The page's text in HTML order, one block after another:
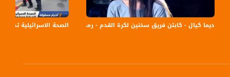
الصحة الاسرائيلية تحذر ديما كيال - كابتن فريق سخنين لكرة القدم - رمضان show بالبلد- 24-6-2015 - قناة مساواة الفضائية
مسلوبة الاعتراف،سعيد الخرومي،بانوراما،08.09